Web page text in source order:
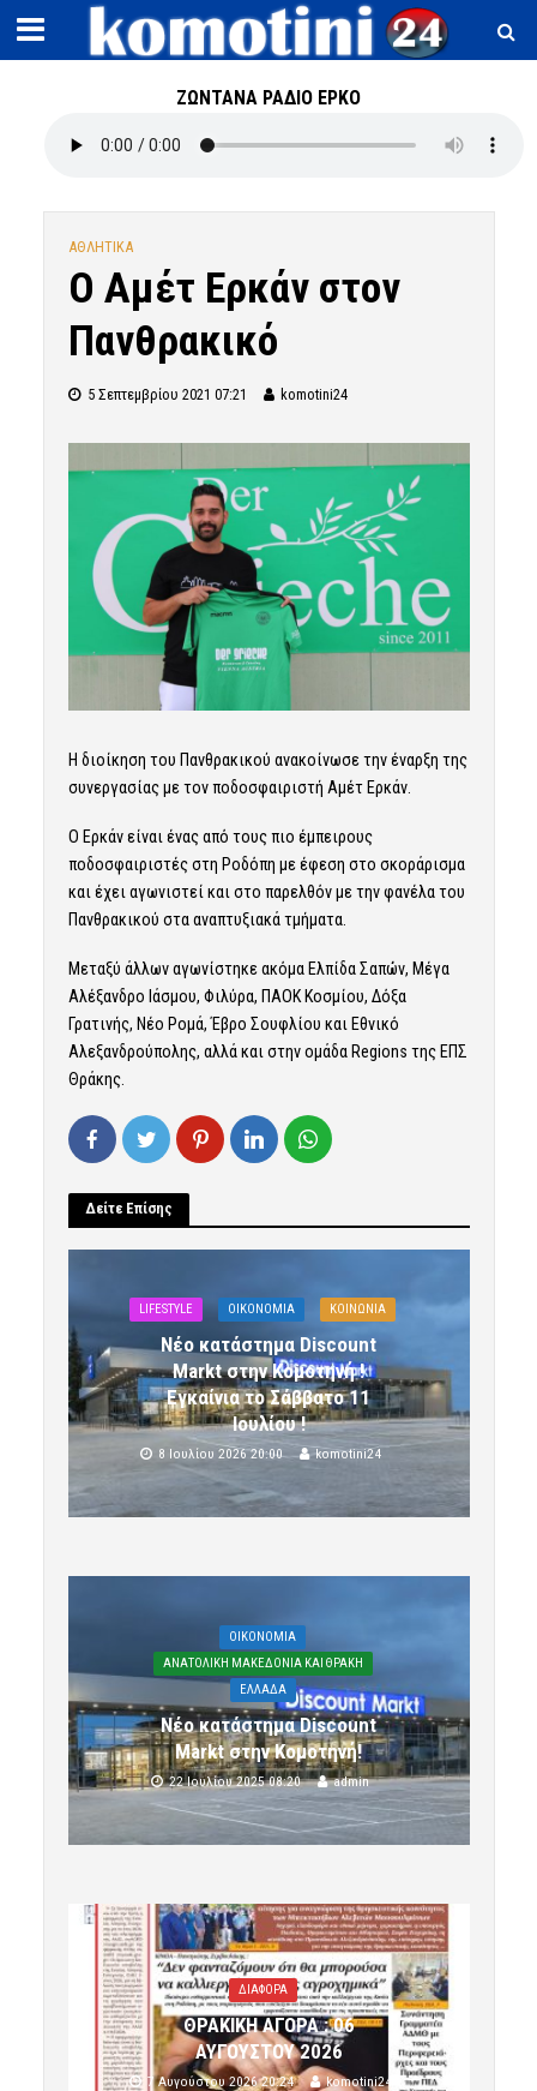
ΖΩΝΤΑΝΑ ΡΑΔΙΟ ΕΡΚΟ
ΑΘΛΗΤΙΚΑ
Ο Αμέτ Ερκάν στον
Πανθρακικό
5 Σεπτεμβρίου 2021 07:21 komotini24
Η διοίκηση του Πανθρακικού ανακοίνωσε την έναρξη της
συνεργασίας με τον ποδοσφαιριστή Αμέτ Ερκάν.
Ο Ερκάν είναι ένας από τους πιο έμπειρους
ποδοσφαιριστές στη Ροδόπη με έφεση στο σκοράρισμα
και έχει αγωνιστεί και στο παρελθόν με την φανέλα του
Πανθρακικού στα αναπτυξιακά τμήματα.
Μεταξύ άλλων αγωνίστηκε ακόμα Ελπίδα Σαπών, Μέγα
Αλέξανδρο Ιάσμου, Φιλύρα, ΠΑΟΚ Κοσμίου, Δόξα
Γρατινής, Νέο Ρομά, Έβρο Σουφλίου και Εθνικό
Αλεξανδρούπολης, αλλά και στην ομάδα Regions της ΕΠΣ
Θράκης.
Δείτε Επίσης
LIFESTYLE OIKONOMIA ΚΟΙΝΩΝΙΑ
Νέο κατάστημα Discount
Markt στην Κομοτηνή !
Εγκαίνια το Σάββατο 11
Ιουλίου !
8 Ιουλίου 2026 20:00 komotini24
OIKONOMIA
ΑΝΑΤΟΛΙΚΗ ΜΑΚΕΔΟΝΙΑ ΚΑΙ ΘΡΑΚΗ
ΕΛΛΑΔΑ
Νέο κατάστημα Discount
Markt στην Κομοτηνή!
22 Ιουλίου 2025 08:20 admin
ΔΙΑΦΟΡΑ
ΘΡΑΚΙΚΗ ΑΓΟΡΑ : 06
ΑΥΓΟΥΣΤΟΥ 2026
7 Αυγούστου 2026 20:24 komotini24